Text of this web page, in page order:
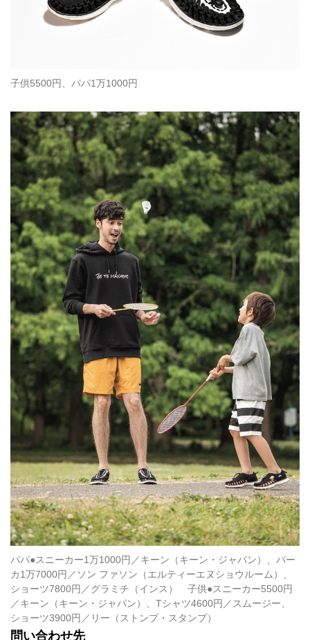
子供5500円、パパ1万1000円
パパ●スニーカー1万1000円／キーン（キーン・ジャパン）、パー
カ1万7000円／ソン ファソン（エルティーエヌショウルーム）、
ショーツ7800円／グラミチ（インス） 子供●スニーカー5500円
／キーン（キーン・ジャパン）、Tシャツ4600円／スムージー、
ショーツ3900円／リー（ストンプ・スタンプ）
問い合わせ先